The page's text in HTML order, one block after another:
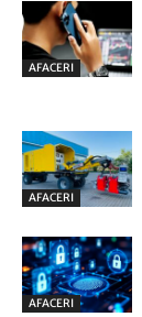
AFACERI
AFACERI
AFACERI